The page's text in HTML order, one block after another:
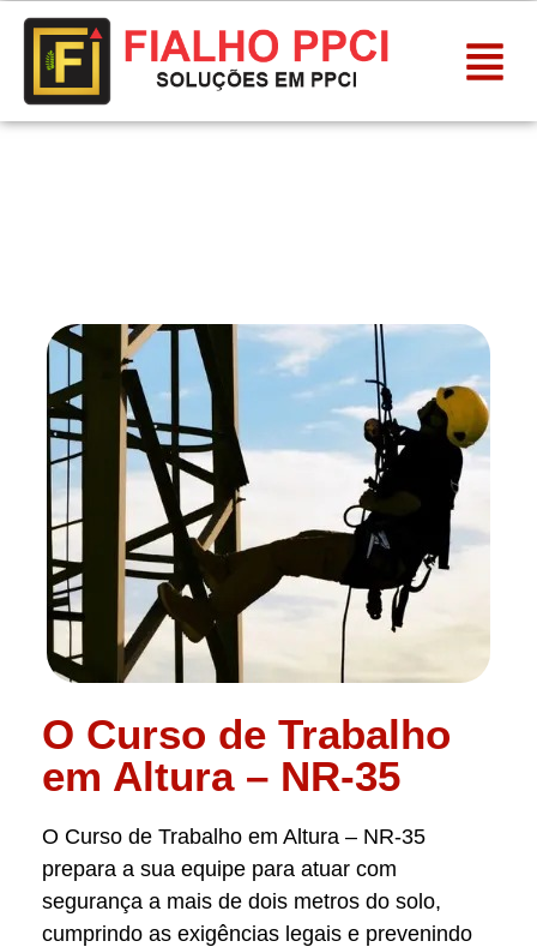
O Curso de Trabalho
em Altura – NR-35
O Curso de Trabalho em Altura – NR-35
prepara a sua equipe para atuar com
segurança a mais de dois metros do solo,
cumprindo as exigências legais e prevenindo